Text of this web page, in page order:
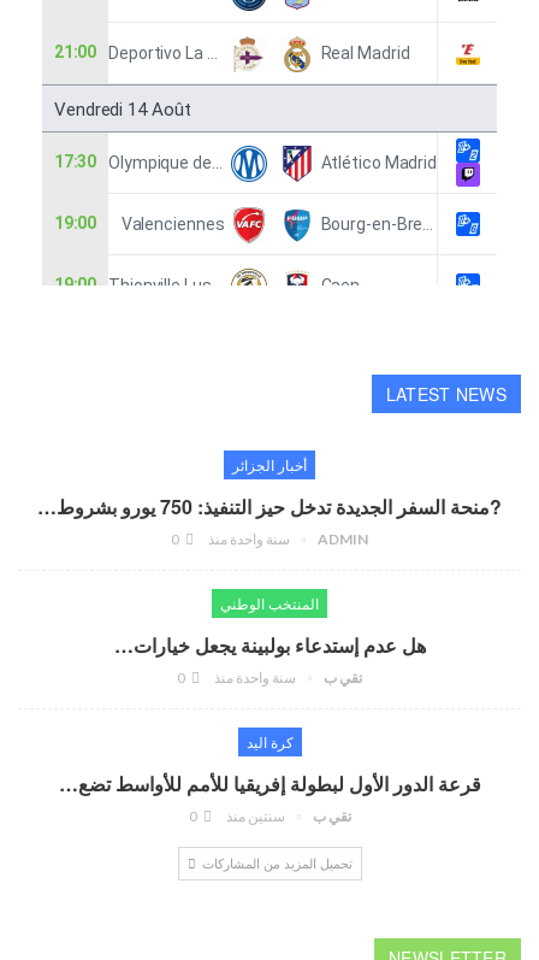
LATEST NEWS
أخبار الجزائر
?منحة السفر الجديدة تدخل حيز التنفيذ: 750 يورو بشروط…
ADMIN سنة واحدة منذ
المنتخب الوطني
هل عدم إستدعاء بولبينة يجعل خيارات…
تقي ب سنة واحدة منذ
كرة اليد
قرعة الدور الأول لبطولة إفريقيا للأمم للأواسط تضع…
تقي ب سنتين منذ 0
تحميل المزيد من المشاركات